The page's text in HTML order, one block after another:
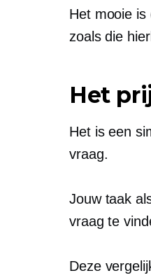
Het mooie
zoals die
Het
Het is een
vraag.
Jouw taak
vraag te
Deze